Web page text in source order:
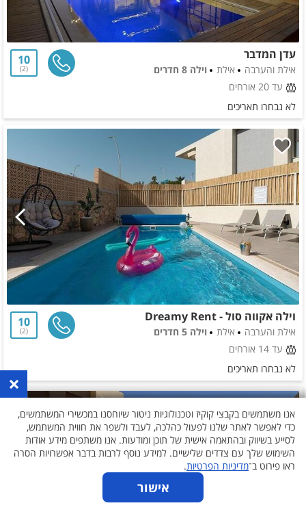
עדן המדבר
אילת והערבה אילת
וילה 8 חדרים
עד 20 אורחים
10
2
לא נבחרו תאריכים
וילה אקווה סול - Dreamy Rent
אילת והערבה אילת
וילה 5 חדרים
עד 14 אורחים
10
2
לא נבחרו תאריכים
×
אנו משתמשים בקבצי קוקיז וטכנולוגיות ניטור שיוחסנו במכשירי המשתמשים,
כדי לאפשר לאתר שלנו לפעול כהלכה, לעבד ולשפר את חווית המשתמש,
לסייע בשיווק ובהתאמה אישית של תוכן ומודעות. אנו משתפים מידע אודות
השימוש שלך עם צדדים שלישיים. למידע נוסף לרבות בדבר אפשרויות הסרה
ראו פירוט ב־מדיניות הפרטיות.
אישור